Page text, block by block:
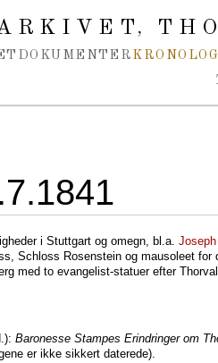
,
DOKUMENTER
i Stuttgart og omegn, bl.a.
Schloss Rosenstein og mausoleet for
med to evangelist-statuer efter
Baronesse Stampes Erindringer om
er ikke sikkert daterede).